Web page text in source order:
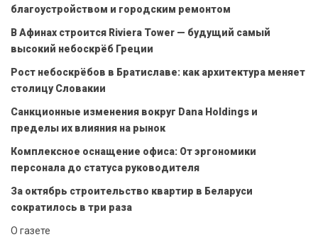
благоустройством и городским ремонтом
В Афинах строится Riviera Tower — будущий самый
высокий небоскрёб Греции
Рост небоскрёбов в Братиславе: как архитектура меняет
столицу Словакии
Санкционные изменения вокруг Dana Holdings и
пределы их влияния на рынок
Комплексное оснащение офиса: От эргономики
персонала до статуса руководителя
За октябрь строительство квартир в Беларуси
сократилось в три раза
О газете